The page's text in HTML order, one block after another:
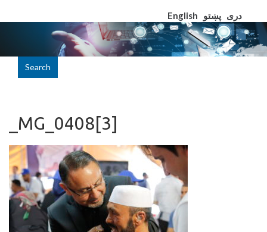
English دری پښتو
Search
_MG_0408[3]